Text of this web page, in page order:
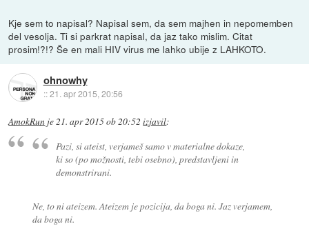
Kje sem to napisal? Napisal sem, da sem majhen in nepomemben
del vesolja. Ti si parkrat napisal, da jaz tako mislim. Citat
prosim!?!? Še en mali HIV virus me lahko ubije z LAHKOTO.
ohnowhy
::21. apr 2015, 20:56
AmokRun je21. apr 2015 ob 20:52 izjavil:
Pazi, si ateist, verjameš samo v materialne dokaze,
ki so (po možnosti, tebi osebno), predstavljeni in
demonstrirani.
Ne, to ni ateizem. Ateizem je pozicija, da boga ni. Jaz verjamem,
da boga ni.